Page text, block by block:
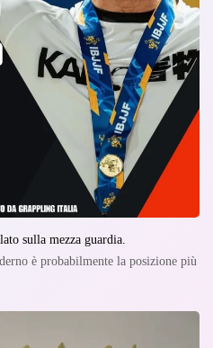
sulla mezza guardia.
è probabilmente la posizione più